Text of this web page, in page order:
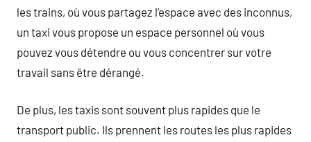
les trains, où vous partagez l’espace avec des inconnus,
un taxi vous propose un espace personnel où vous
pouvez vous détendre ou vous concentrer sur votre
travail sans être dérangé.
De plus, les taxis sont souvent plus rapides que le
transport public. Ils prennent les routes les plus rapides